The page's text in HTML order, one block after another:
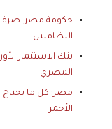
النظاميين
بنك الاستثمار
المصري
مصر: كل ما
الأحمر